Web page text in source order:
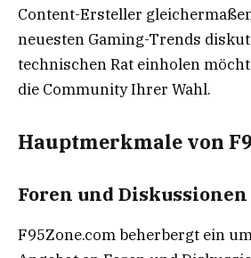
Content-Ersteller
neuesten Gaming-Trends
technischen Rat einholen
die Community Ihrer Wahl.
Hauptmerkmale von
Foren und Diskussionen
F95Zone.com beherbergt ein